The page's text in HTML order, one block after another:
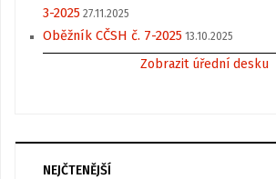
3-2025 27.11.2025
Oběžník CČSH č. 7-2025 13.10.2025
Zobrazit úřední desku
NEJČTENĚJŠÍ